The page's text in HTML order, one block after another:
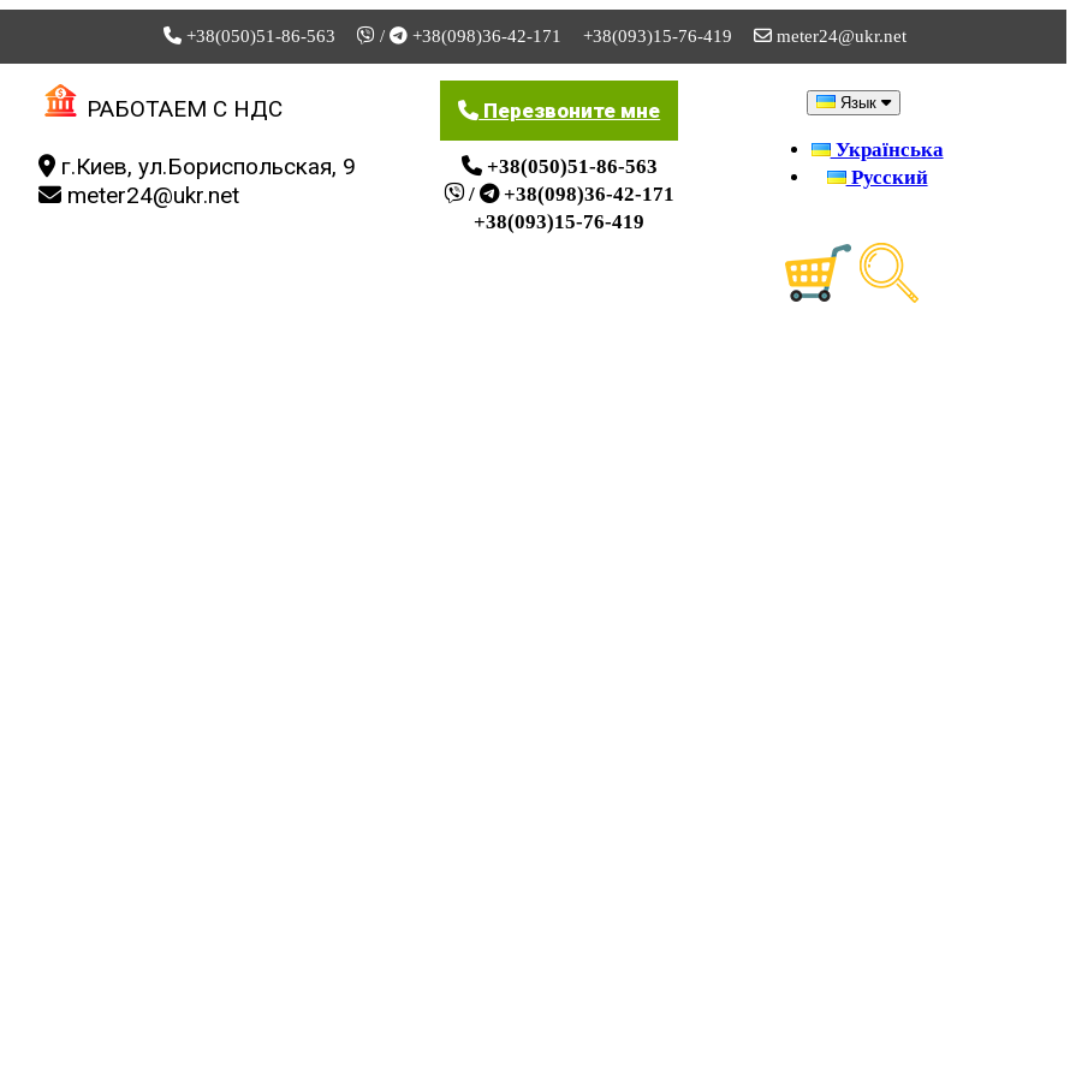
+38(050)51-86-563 / +38(098)36-42-171 +38(093)15-76-419
meter24@ukr.net
РАБОТАЕМ С НДС
г.Киев, ул.Бориспольская, 9
meter24@ukr.net
Перезвоните мне
+38(050)51-86-563
/
+38(098)36-42-171
+38(093)15-76-419
Язык
Українська
Русский